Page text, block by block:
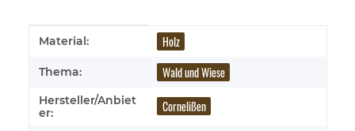
Produkteigenschaft
Wert
Material: Holz
Thema: Wald und Wiese
Hersteller/Anbiet
er:
Cornelißen